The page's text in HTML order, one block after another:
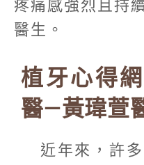
疼痛感強烈且持
醫生。
植牙心得
醫—黃瑋萱
近年來，許